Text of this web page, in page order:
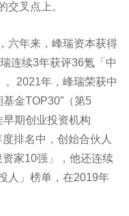
交叉点上。
六年来，峰瑞资本获得
连续3年获评36氪「中
。2021年，峰瑞荣获中
金TOP30”（第5
期创业投资机构
排名中，创始合伙人
家10强」，他还连续
人」榜单，在2019年